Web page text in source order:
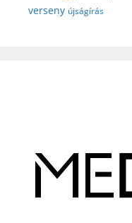
verseny újságírás